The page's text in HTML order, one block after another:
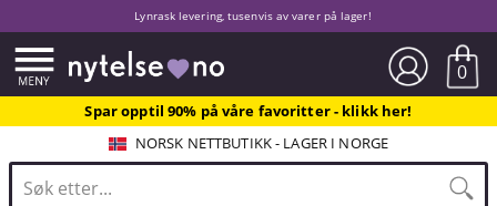
Lynrask levering, tusenvis av varer på lager!
0
Spar opptil 90% på våre favoritter - klikk her!
NORSK NETTBUTIKK - LAGER I NORGE